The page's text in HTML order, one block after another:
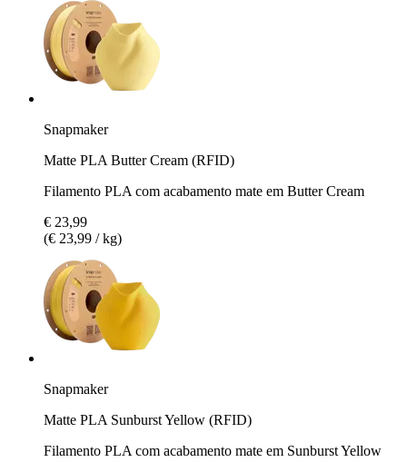
Snapmaker
Matte PLA Butter Cream (RFID)
Filamento PLA com acabamento mate em Butter Cream
€ 23,99
(€ 23,99 / kg)
Snapmaker
Matte PLA Sunburst Yellow (RFID)
Filamento PLA com acabamento mate em Sunburst Yellow